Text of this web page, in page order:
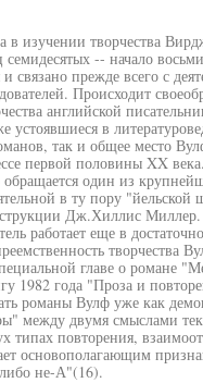
в изучении творчества
-- начало
связано прежде всего с
Происходит
английской
устоявшиеся в
так и общее место
первой половины XX
обращается один из
в ту пору "йельской
Дж.Хиллис Миллер.
работает еще в
творчества
главе о романе
1982 года "Проза и
романы Вулф уже как
между двумя смыслами
типах повторения,
основополагающим
не-А"(16).